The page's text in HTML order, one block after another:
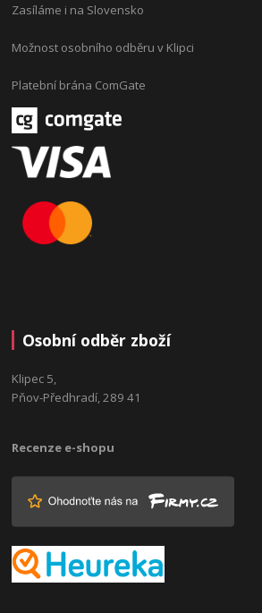
Zasíláme i na Slovensko
Možnost osobního odběru v Klipci
Platební brána ComGate
Osobní odběr zboží
Klipec 5,
Pňov-Předhradí, 289 41
Recenze e-shopu